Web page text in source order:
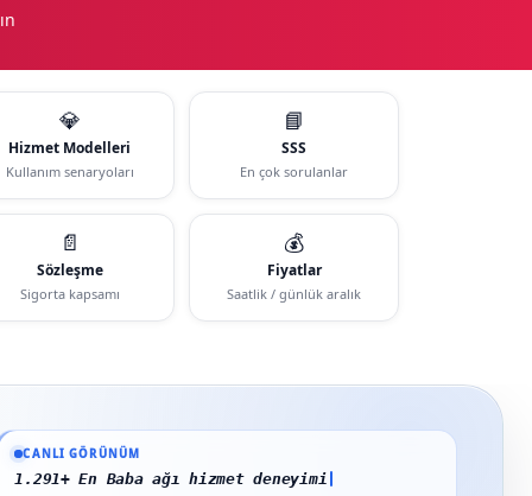
💎
Hizmet Modelleri
Kullanım senaryoları
📘
SSS
En çok sorulanlar
📄
Sözleşme
Sigorta kapsamı
💰
Fiyatlar
Saatlik / günlük aralık
CANLI GÖRÜNÜM
1.291+ En Baba ağı hizmet deneyimi
veriler: 1.291+ En Baba ağı hizmet deneyimi; 91 platform genelinde